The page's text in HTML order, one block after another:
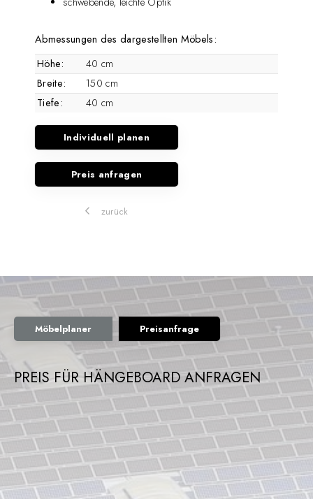
Abmessungen des dargestellten Möbels:
Höhe:
40 cm
Breite:
150 cm
Tiefe:
40 cm
Individuell planen
Preis anfragen
zurück
Möbelplaner Preisanfrage
PREIS FÜR HÄNGEBOARD ANFRAGEN